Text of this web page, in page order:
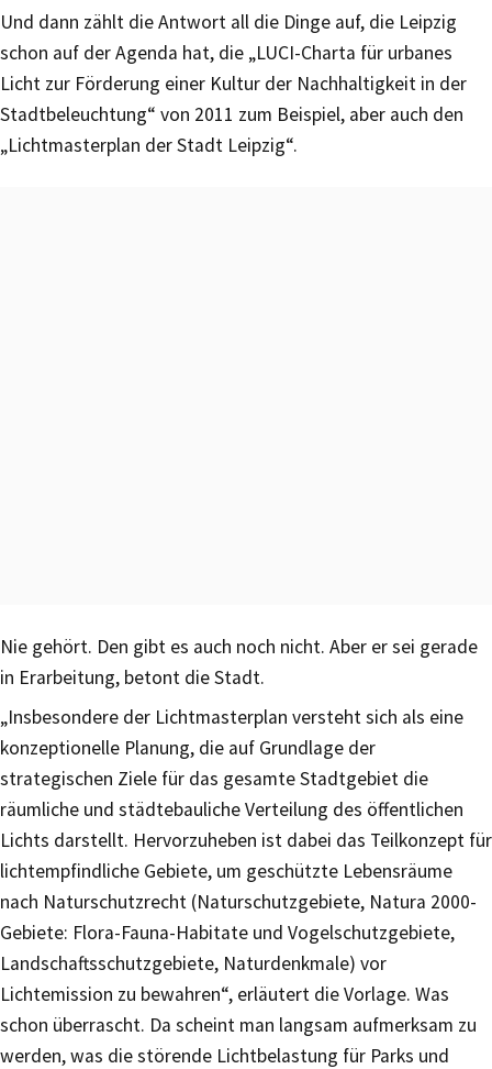
Und dann zählt die Antwort all die Dinge auf, die Leipzig
schon auf der Agenda hat, die „LUCI-Charta für urbanes
Licht zur Förderung einer Kultur der Nachhaltigkeit in der
Stadtbeleuchtung“ von 2011 zum Beispiel, aber auch den
„Lichtmasterplan der Stadt Leipzig“.
Nie gehört. Den gibt es auch noch nicht. Aber er sei gerade
in Erarbeitung, betont die Stadt.
„Insbesondere der Lichtmasterplan versteht sich als eine
konzeptionelle Planung, die auf Grundlage der
strategischen Ziele für das gesamte Stadtgebiet die
räumliche und städtebauliche Verteilung des öffentlichen
Lichts darstellt. Hervorzuheben ist dabei das Teilkonzept für
lichtempfindliche Gebiete, um geschützte Lebensräume
nach Naturschutzrecht (Naturschutzgebiete, Natura 2000-
Gebiete: Flora-Fauna-Habitate und Vogelschutzgebiete,
Landschaftsschutzgebiete, Naturdenkmale) vor
Lichtemission zu bewahren“, erläutert die Vorlage. Was
schon überrascht. Da scheint man langsam aufmerksam zu
werden, was die störende Lichtbelastung für Parks und